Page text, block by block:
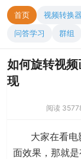
首页 视频转换器
问答学习
群组
如何旋转视
现
阅读
大家在看电
面效果，那就